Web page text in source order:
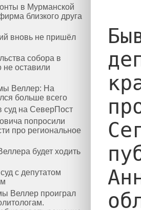
в Мурманской
близкого друга
вновь не пришёл
собора в
не оставили
Веллер: На
больше всего
суд на СеверПост
попросили
про региональное
будет ходить
с депутатом
Веллер проиграл